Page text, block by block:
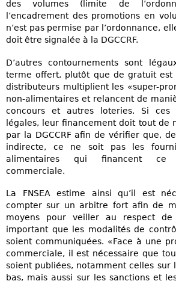
des volumes (limite de
l’encadrement des promotions en
n’est pas permise par l’ordonnance,
doit être signalée à la DGCCRF.
D’autres contournements sont
terme offert, plutôt que de gratuit est
distributeurs multiplient les «super-
non-alimentaires et relancent de
concours et autres loteries. Si ces
légales, leur financement doit tout de
par la DGCCRF afin de vérifier que,
indirecte, ce ne soit pas les
alimentaires qui financent ce
commerciale.
La FNSEA estime ainsi qu’il est
compter sur un arbitre fort afin de
moyens pour veiller au respect
important que les modalités de
soient communiquées. «Face à une
commerciale, il est nécessaire que
soient publiées, notamment celles sur
bas, mais aussi sur les sanctions et